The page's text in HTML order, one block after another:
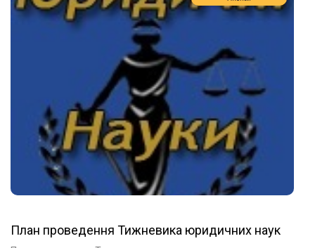
План проведення Тижневика юридичних наук